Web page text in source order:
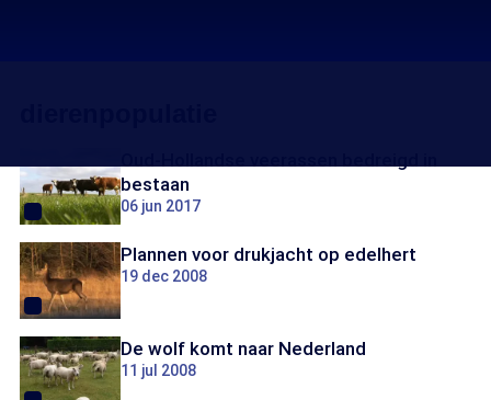
bestaan
06 jun 2017
Plannen voor drukjacht op edelhert
19 dec 2008
De wolf komt naar Nederland
11 jul 2008